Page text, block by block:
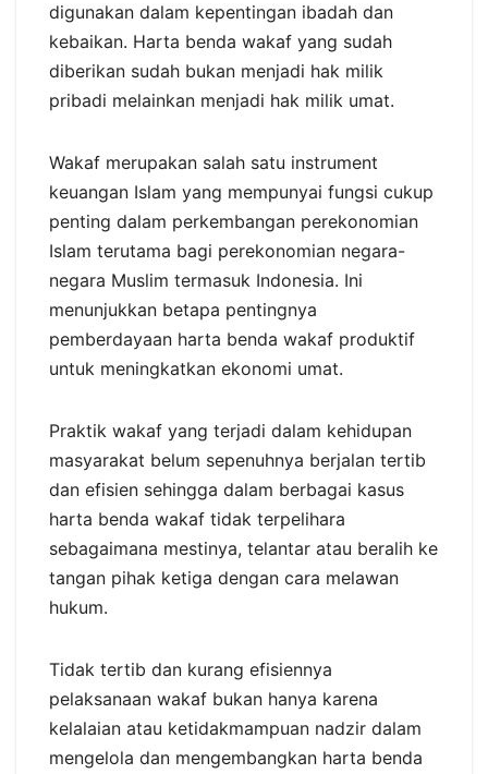
digunakan dalam kepentingan ibadah dan
kebaikan. Harta benda wakaf yang sudah
diberikan sudah bukan menjadi hak milik
pribadi melainkan menjadi hak milik umat.
Wakaf merupakan salah satu instrument
keuangan Islam yang mempunyai fungsi cukup
penting dalam perkembangan perekonomian
Islam terutama bagi perekonomian negara-
negara Muslim termasuk Indonesia. Ini
menunjukkan betapa pentingnya
pemberdayaan harta benda wakaf produktif
untuk meningkatkan ekonomi umat.
Praktik wakaf yang terjadi dalam kehidupan
masyarakat belum sepenuhnya berjalan tertib
dan efisien sehingga dalam berbagai kasus
harta benda wakaf tidak terpelihara
sebagaimana mestinya, telantar atau beralih ke
tangan pihak ketiga dengan cara melawan
hukum.
Tidak tertib dan kurang efisiennya
pelaksanaan wakaf bukan hanya karena
kelalaian atau ketidakmampuan nadzir dalam
mengelola dan mengembangkan harta benda